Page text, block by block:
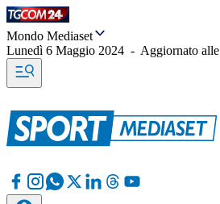
Mondo Mediaset
Lunedì 6 Maggio 2024 - Aggiornato alle